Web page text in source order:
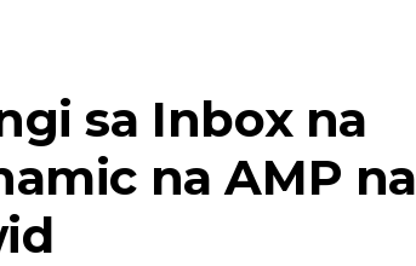
sa Inbox na
na AMP na